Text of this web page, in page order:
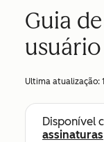
Guia
Ultima atualização:
Disponível
assinaturas